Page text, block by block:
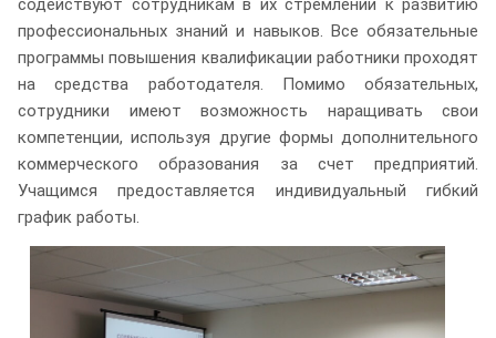
содействуют сотрудникам в их стремлении к развитию
профессиональных знаний и навыков. Все обязательные
программы повышения квалификации работники проходят
на средства работодателя. Помимо обязательных,
сотрудники имеют возможность наращивать свои
компетенции, используя другие формы дополнительного
коммерческого образования за счет предприятий.
Учащимся предоставляется индивидуальный гибкий
график работы.